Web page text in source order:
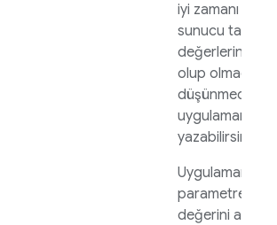
iyi zamanı veya
sunucu tarafı
değerlerin var
olup olmadığını
düşünmeden
uygulamanızı
yazabilirsiniz.
Uygulamanız,
parametrenin
değerini almak